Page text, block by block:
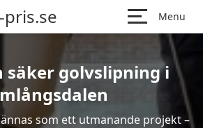
Menu
säker golvslipning i
som ett utmanande projekt –